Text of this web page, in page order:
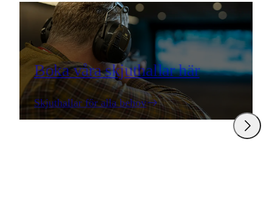
Boka våra skjuthallar här
Skjuthallar för alla behov